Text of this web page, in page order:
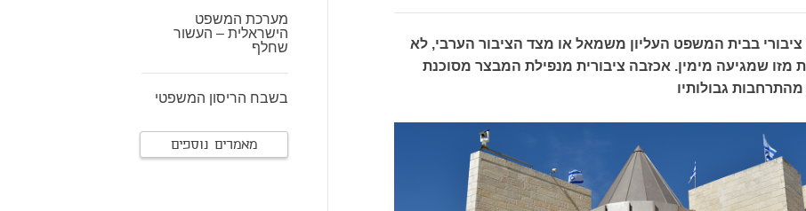
בבית המשפט העליון משמאל או מצד הציבור הערבי, לא
מזו שמגיעה מימין. אכזבה ציבורית מנפילת המבצר מסוכנת
גבולותיו
מערכת המשפט
הישראלית – העשור
שחלף
בשבח הריסון המשפטי
מאמרים נוספים